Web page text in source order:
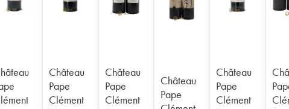
Château
Pape
Clément
Château
Pape
Clément
Château
Pape
Château
Pape
Clément